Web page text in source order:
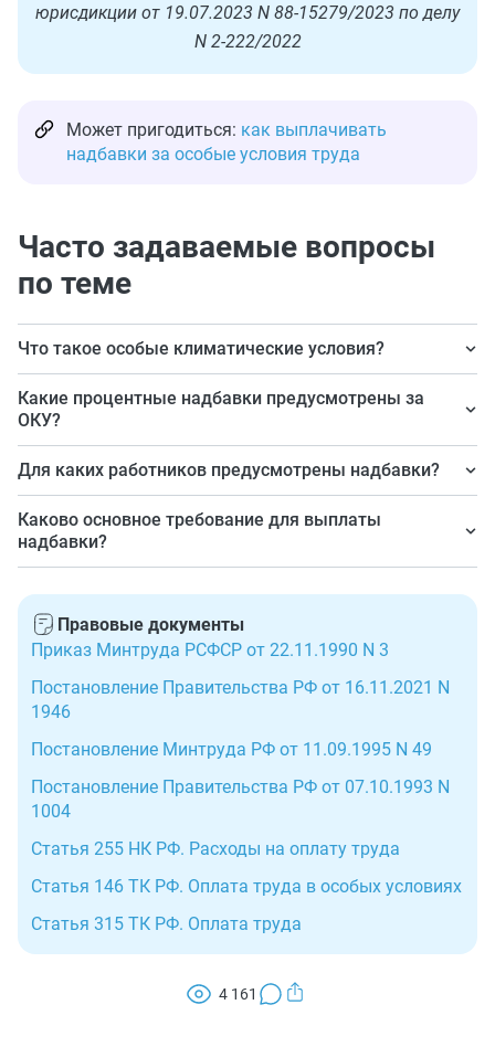
юрисдикции от 19.07.2023 N 88-15279/2023 по делу
N 2-222/2022
Может пригодиться: как выплачивать
надбавки за особые условия труда
Часто задаваемые вопросы
по теме
Что такое особые климатические условия?
Это местности, характеризующиеся особым погодным
режимом, который влияет на человеческий организм.
ОКУ обусловлены различными факторами погодных
явлений. Например, стабильными высокими летними
и низкими зимними температурами, безводьем,
высокогорьем.
Какие процентные надбавки предусмотрены за
ОКУ?
Предусмотрены различные надбавки. Работа
иных соответствующих коэффициентов и процентных
надбавок к заработной плате.
Для каких работников предусмотрены надбавки?
Компенсационные надбавки в качестве материальной
поддержки выплачиваются всем работникам,
которые трудятся в сложных климатических и
экологических районах в целях минимизации рисков
для здоровья.
Каково основное требование для выплаты
надбавки?
работы в особом климатическом регионе, независимо
от местонахождения работодателя.
Правовые документы
Приказ Минтруда РСФСР от 22.11.1990 N 3
Постановление Правительства РФ от 16.11.2021 N
1946
Постановление Минтруда РФ от 11.09.1995 N 49
Постановление Правительства РФ от 07.10.1993 N
1004
Статья 255 НК РФ. Расходы на оплату труда
Статья 146 ТК РФ. Оплата труда в особых условиях
Статья 315 ТК РФ. Оплата труда
4 161